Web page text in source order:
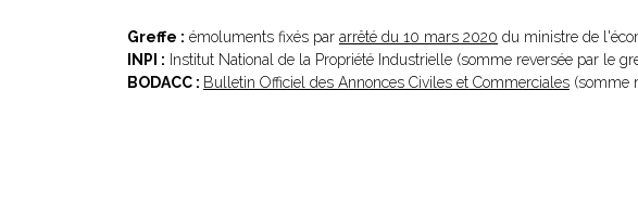
Greffe : émoluments fixés par arrêté du 10 mars 2020 du ministre de
INPI : Institut National de la Propriété Industrielle (somme reversée par le
BODACC : Bulletin Officiel des Annonces Civiles et Commerciales (somme